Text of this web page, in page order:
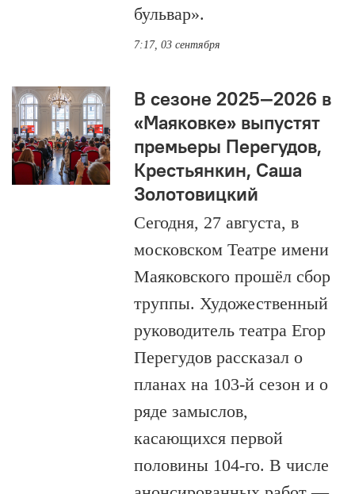
бульвар».
7:17, 03 сентября
В сезоне 2025—2026 в
«Маяковке» выпустят
премьеры Перегудов,
Крестьянкин, Саша
Золотовицкий
Сегодня, 27 августа, в
московском Театре имени
Маяковского прошёл сбор
труппы. Художественный
руководитель театра Егор
Перегудов рассказал о
планах на 103-й сезон и о
ряде замыслов,
касающихся первой
половины 104-го. В числе